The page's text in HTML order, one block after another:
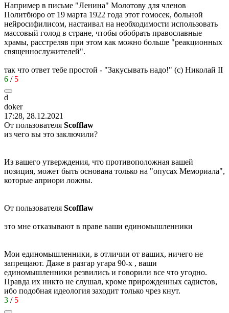
Например в письме "Ленина" Молотову для членов
Политбюро от 19 марта 1922 года этот гомосек, больной
нейросифилисом, настаивал на необходимости использовать
массовый голод в стране, чтобы обобрать православные
храмы, расстреляв при этом как можно больше "реакционных
священнослужителей".
так что ответ тебе простой - "Закусывать надо!" (с) Николай II
6 / 5
d
doker
17:28, 28.12.2021
От пользователя Scofflaw
из чего вы это заключили?
Из вашего утверждения, что противоположная вашей
позиция, может быть основана только на "опусах Мемориала",
которые априори ложны.
От пользователя Scofflaw
это мне отказывают в праве ваши единомышленники
Мои единомышленники, в отличии от ваших, ничего не
запрещают. Даже в разгар угара 90-х , ваши
единомышленники резвились и говорили все что угодно.
Правда их никто не слушал, кроме прирожденных садистов,
ибо подобная идеология заходит только чрез кнут.
3 / 5